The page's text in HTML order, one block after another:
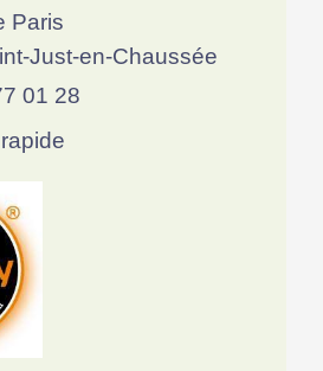
Paris
Just-en-Chaussée
01 28